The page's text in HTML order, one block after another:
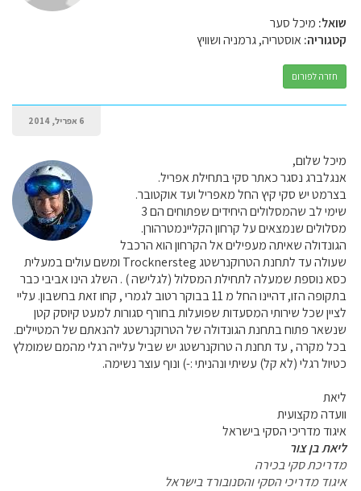
שואל: מיכל סער
קטגוריה:אוסטריה, גרמניה ושוויץ
חזרה לפורום
6 אפריל, 2014
מיכל שלום,
אנגלברג נסגר כאתר סקי בתחילת אפריל.
בצרמט יש סקי קיץ החל מאפריל ועד אוקטובר.
שימי לב שהמסלולים היחידים שפתוחים הם 3
מסלולים שנמצאים על קרחון הקליינמטרהורן.
הגונדולה שאיתה מעפילים אל הקרחון הוא הרכבל
שעולה עד לתחנת הטרוקנרשטג Trocknersteg ומשם עולים במעלית
כסא נוספת שמעלה לתחילת המסלול (לגלישה ) . השלג הינו אביבי כבר
בתקופה הזו, דהיינו החל מ 11 בבוקר רטוב לגמרי , קחו זאת בחשבון. עליי
לציין שכל שירותי המסעדות שפועלות בחורף סגורות למעט קיוסק קטן
שנשאר פתוח בתחנת הגונדולה של הטרוקנרשטג להנאתם של המטיילים.
בכל מקרה , עד תחנת ה טרוקנרשטג יש שביל עלייה רגלי מהמם שמומלץ
כטיול רגלי (לא קל) עשיתי ונהניתי :-) ונוף עוצר נשימה.
ליאת
וועדה מקצועית
איגוד מדריכי הסקי בישראל
ליאת בן צור
מדריכת סקי בכירה
איגוד מדריכי הסקי והסנובורד בישראל